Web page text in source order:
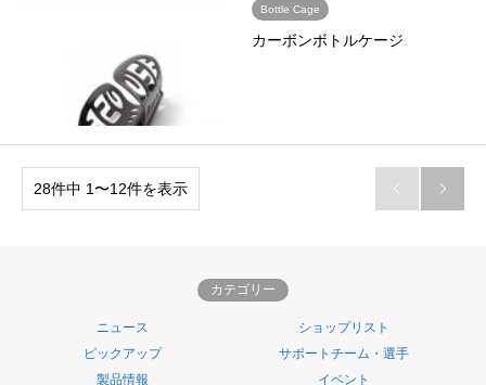
Bottle Cage
カーボンボトルケージ
28件中 1〜12件を表示  
カテゴリー
ニュース
ショップリスト
ピックアップ
サポートチーム・選手
製品情報
イベント